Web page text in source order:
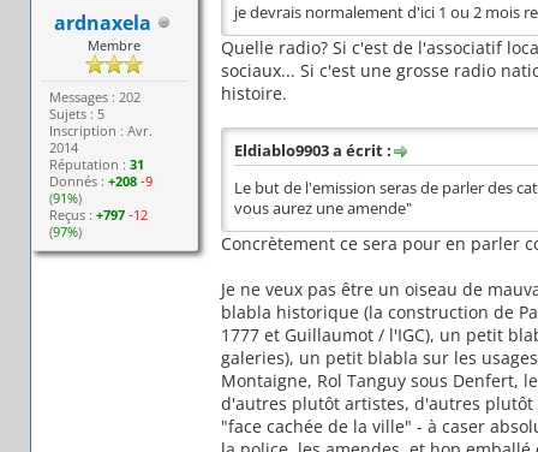
ardnaxela
Membre
Messages : 202
Sujets : 5
Inscription : Avr.
2014
Réputation :31
Donnés :+208 -9
(91%)
Reçus :+797 -12
(97%)
je devrais normalement d'ici 1 ou 2 mois
Quelle radio? Si c'est de l'associatif
sociaux... Si c'est une grosse radio
histoire.
Eldiablo9903 a écrit :
Le but de l'emission seras de parler des
vous aurez une amende"
Concrètement ce sera pour en parler
Je ne veux pas être un oiseau de
blabla historique (la construction de
1777 et Guillaumot / l'IGC), un petit
galeries), un petit blabla sur les
Montaigne, Rol Tanguy sous Denfert,
d'autres plutôt artistes, d'autres
"face cachée de la ville" - à caser